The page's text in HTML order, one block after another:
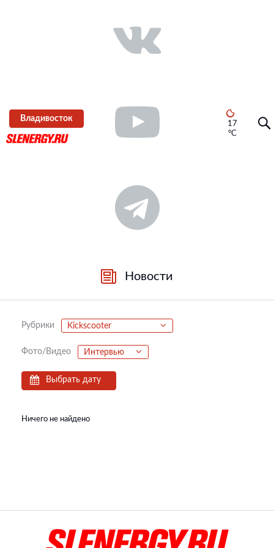
Владивосток
17
°C
Новости
Рубрики Kickscooter
Фото/Видео Интервью
Выбрать дату
Ничего не найдено